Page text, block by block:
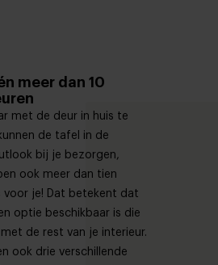
meer dan 10
met de deur in huis te
de tafel in de
bij je bezorgen,
ook meer dan tien
voor je! Dat betekent dat
optie beschikbaar is die
de rest van je interieur.
ook drie verschillende